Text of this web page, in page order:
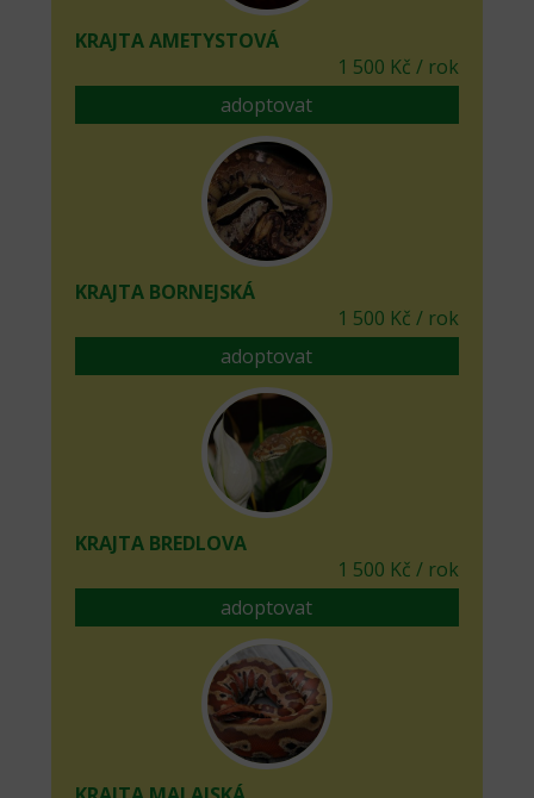
KRAJTA AMETYSTOVÁ
1 500 Kč / rok
adoptovat
KRAJTA BORNEJSKÁ
1 500 Kč / rok
adoptovat
KRAJTA BREDLOVA
1 500 Kč / rok
adoptovat